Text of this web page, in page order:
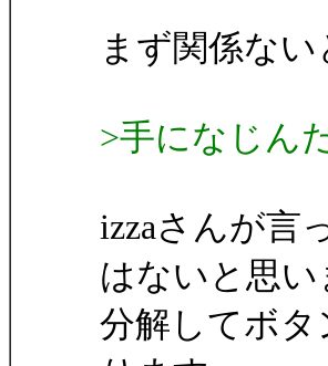
まず関係な
>手になじん
izzaさんが言
はないと思い
分解してボ